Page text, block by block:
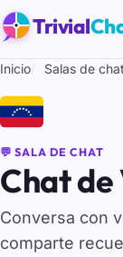
Trivial
Inicio Salas de chat
🇻🇪
💬 SALA DE CHAT
Chat de
Conversa con
comparte